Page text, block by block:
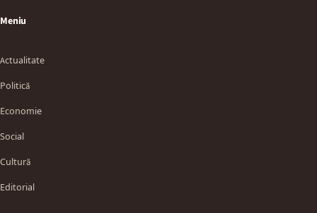
Meniu
Actualitate
Politică
Economie
Social
Cultură
Editorial